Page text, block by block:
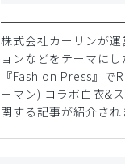
株式会社カーリンが
ョンなどをテーマに
『Fashion Press』で
ーマン) コラボ白衣&
関する記事が紹介され